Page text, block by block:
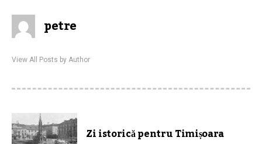
petre
View All Posts by Author
Zi istorică pentru Timișoara